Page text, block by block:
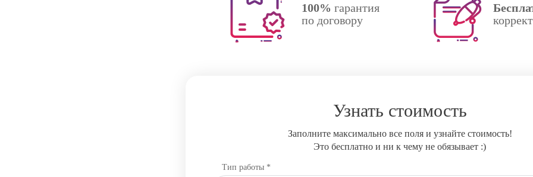
100% гарантия
по договору
Узнать стоимость
Заполните максимально все поля и узнайте стоимость!
Это бесплатно и ни к чему не обязывает :)
Тип работы *